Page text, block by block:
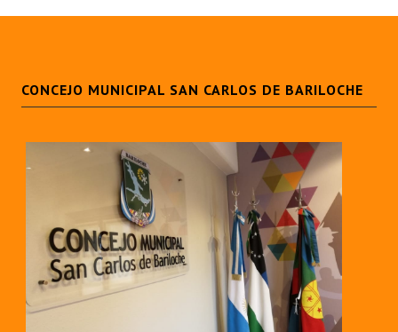
REFORMA DE LA CARTA ORGÁNICA
CONCEJO MUNICIPAL SAN CARLOS DE BARILOCHE